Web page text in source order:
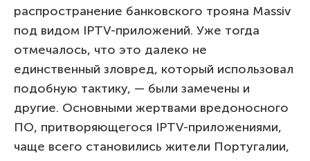
распространение банковского трояна Massiv
под видом IPTV-приложений. Уже тогда
отмечалось, что это далеко не
единственный зловред, который использовал
подобную тактику, — были замечены и
другие. Основными жертвами вредоносного
ПО, притворяющегося IPTV-приложениями,
чаще всего становились жители Португалии,